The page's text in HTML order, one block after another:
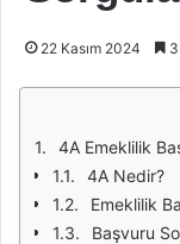
22 Kasım 2024
4A Emeklilik
4A Nedir?
Emeklilik
Başvuru